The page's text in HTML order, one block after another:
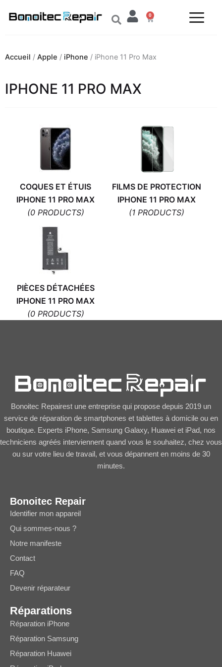
0
Panier
Accueil / Apple / iPhone / iPhone 11 Pro Max
IPHONE 11 PRO MAX
COQUES ET ÉTUIS
IPHONE 11 PRO MAX
(0 PRODUCTS)
FILMS DE PROTECTION
IPHONE 11 PRO MAX
(1 PRODUCTS)
PIÈCES DÉTACHÉES
IPHONE 11 PRO MAX
(0 PRODUCTS)
Bonoitec Repairest une entreprise qui propose depuis 2019 un
service de réparation de smartphones et tablettes à domicile ou en
boutique. Experts iPhone, Samsung Galaxy, Huawei et iPad, nos
techniciens agréés interviennent quand vous le souhaitez, chez vous
ou sur votre lieu de travail, et vous dépannent en moins de 30
minutes.
Bonoitec Repair
Identifier mon appareil
Qui sommes-nous ?
Notre manifeste
Contact
FAQ
Devenir réparateur
Réparations
Réparation iPhone
Réparation Samsung
Réparation Huawei